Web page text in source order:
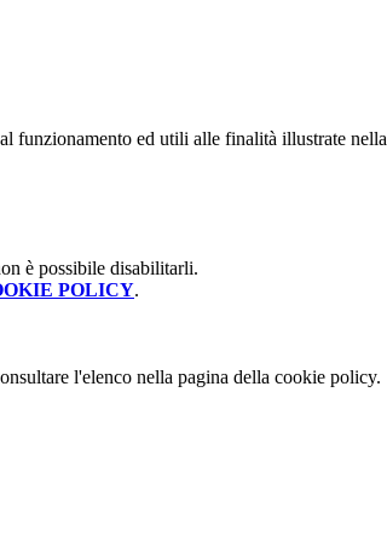
funzionamento ed utili alle finalità illustrate nella
è possibile disabilitarli.
POLICY.
l'elenco nella pagina della cookie policy.